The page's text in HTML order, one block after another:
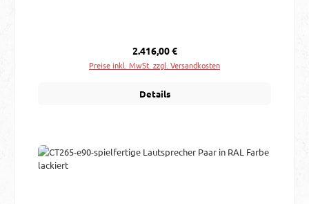
Regulärer Preis:
2.416,00 €
Preise inkl. MwSt. zzgl. Versandkosten
Details